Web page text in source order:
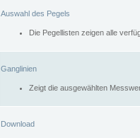
Auswahl des Pegels
Die Pegellisten zeigen alle
Ganglinien
Zeigt die ausgewählten
Download